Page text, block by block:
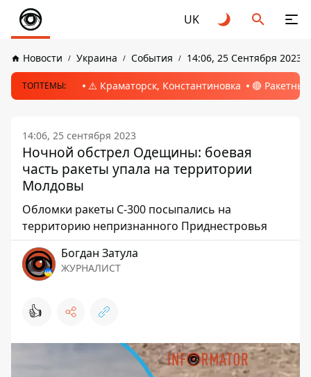
UK
Новости Украина События 14:06, 25 Сентября 2023
ТОПТЕМЫ: ⚠️ Краматорск, Константиновка 🔴
14:06, 25 сентября 2023
Ночной обстрел Одещины: боевая
часть ракеты упала на территории
Молдовы
Обломки ракеты С-300 посыпались на
территорию непризнанного Приднестровья
Богдан Затула
ЖУРНАЛИСТ
👍